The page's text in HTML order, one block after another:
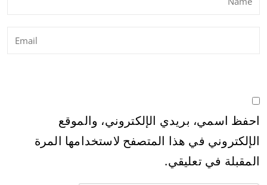
احفظ اسمي، بريدي الإلكتروني، والموقع
الإلكتروني في هذا المتصفح لاستخدامها المرة
المقبلة في تعليقي.